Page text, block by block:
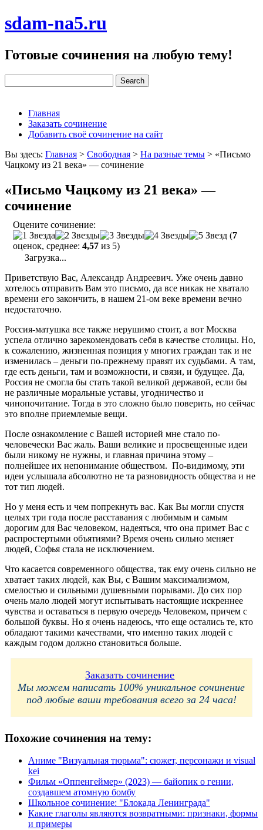
sdam-na5.ru
Готовые сочинения на любую тему!
Главная
Заказать сочинение
Добавить своё сочинение на сайт
Вы здесь: Главная > Свободная > На разные темы > «Письмо
Чацкому из 21 века» — сочинение
«Письмо Чацкому из 21 века» —
сочинение
Оцените сочинение:
(7
оценок, среднее: 4,57 из 5)
Загрузка...
Приветствую Вас, Александр Андреевич. Уже очень давно
хотелось отправить Вам это письмо, да все никак не хватало
времени его закончить, в нашем 21-ом веке времени вечно
недостаточно.
Россия-матушка все также нерушимо стоит, а вот Москва
успела отлично зарекомендовать себя в качестве столицы. Но,
к сожалению, жизненная позиция у многих граждан так и не
изменилась – деньги по-прежнему правят их судьбами. А там,
где есть деньги, там и возможности, и связи, и будущее. Да,
Россия не смогла бы стать такой великой державой, если бы
не различные моральные уставы, угодничество и
чинопочитание. Тогда в это сложно было поверить, но сейчас
это вполне приемлемые вещи.
После ознакомление с Вашей историей мне стало по-
человечески Вас жаль. Ваши великие и просвещенные идеи
были никому не нужны, и главная причина этому –
полнейшее их непонимание обществом. По-видимому, эти
идеи услышала абсолютно не та разновидность общества и не
тот тип людей.
Но у меня есть и чем попрекнуть вас. Как Вы могли спустя
целых три года после расставания с любимым и самым
дорогим для Вас человеком, надеяться, что она примет Вас с
распростертыми объятиями? Время очень сильно меняет
людей, Софья стала не исключением.
Что касается современного общества, так ему очень сильно не
хватает таких людей, как Вы, с Вашим максимализмом,
смелостью и сильными душевными порывами. До сих пор
очень мало людей могут испытывать настоящие искреннее
чувства и оставаться в первую очередь Человеком, причем с
большой буквы. Но я очень надеюсь, что еще остались те, кто
обладают такими качествами, что именно таких людей с
каждым годом должно становиться больше.
Заказать сочинение
Мы можем написать 100% уникальное сочинение
под любые ваши требования всего за 24 часа!
Похожие сочинения на тему:
Аниме "Визуальная тюрьма": сюжет, персонажи и visual
kei
Фильм «Оппенгеймер» (2023) — байопик о гении,
создавшем атомную бомбу
Школьное сочинение: "Блокада Ленинграда"
Какие глаголы являются возвратными: признаки, формы
и примеры